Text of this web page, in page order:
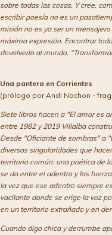
sobre todas las cosas. Y cree,
escribir poesía no es un
misión no es ya ser un
máxima expresión. Encontrar
devolverlo al mundo.
Una pantera en Corrientes
(prólogo por Andi Nachon -
Siete libros hacen a "El amor es
entre 1982 y 2019 Villalba
Desde "Oficiante de sombras" a
diversas singularidades que
territorio común: una poética de
se da entre el adentro y las
la vez que ese adentro siempre
vacilante donde se erige la voz
en un territorio extrañado y en
Cuando digo chica y derrumbe